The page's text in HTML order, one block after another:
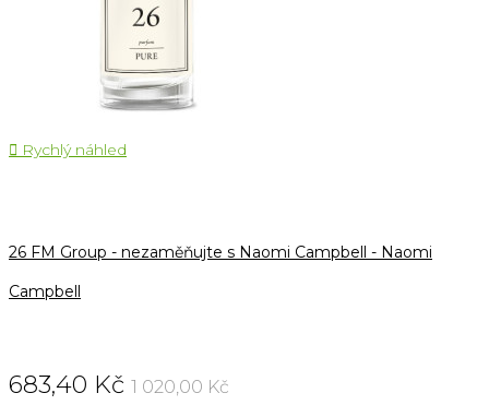
 Rychlý náhled
26 FM Group - nezaměňujte s Naomi Campbell - Naomi
Campbell
683,40 Kč 1 020,00 Kč